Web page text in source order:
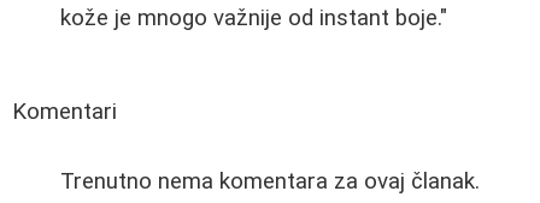
kože je mnogo važnije od instant boje."
Komentari
Trenutno nema komentara za ovaj članak.